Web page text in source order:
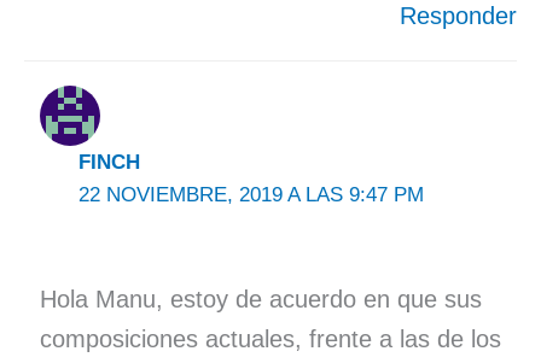
Responder
FINCH
22 NOVIEMBRE, 2019 A LAS 9:47 PM
Hola Manu, estoy de acuerdo en que sus
composiciones actuales, frente a las de los